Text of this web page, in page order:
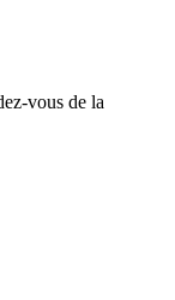
vous de la